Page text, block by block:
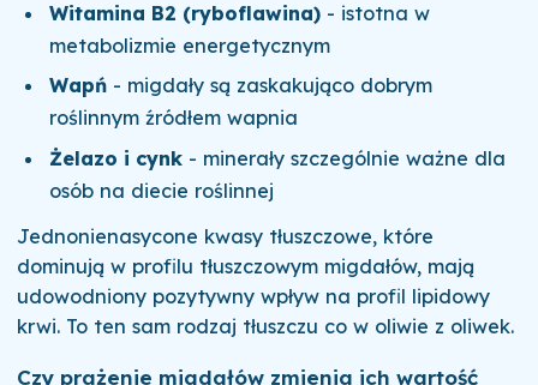
Witamina B2 (ryboflawina) - istotna w
metabolizmie energetycznym
Wapń - migdały są zaskakująco dobrym
roślinnym źródłem wapnia
Żelazo i cynk - minerały szczególnie ważne dla
osób na diecie roślinnej
Jednonienasycone kwasy tłuszczowe, które
dominują w profilu tłuszczowym migdałów, mają
udowodniony pozytywny wpływ na profil lipidowy
krwi. To ten sam rodzaj tłuszczu co w oliwie z oliwek.
Czy prażenie migdałów zmienia ich wartość